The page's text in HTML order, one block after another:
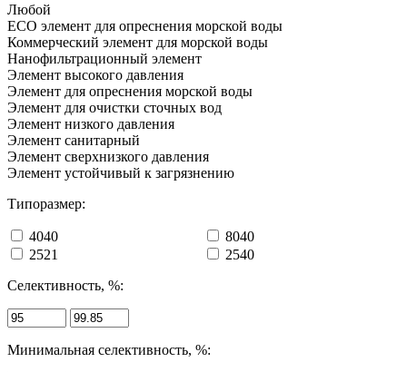
Любой
ECO элемент для опреснения морской воды
Коммерческий элемент для морской воды
Нанофильтрационный элемент
Элемент высокого давления
Элемент для опреснения морской воды
Элемент для очистки сточных вод
Элемент низкого давления
Элемент санитарный
Элемент сверхнизкого давления
Элемент устойчивый к загрязнению
Типоразмер:
4040
8040
2521
2540
Селективность, %:
Минимальная селективность, %: